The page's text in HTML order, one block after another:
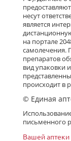
несут
является
на портале
самолечения.
препаратов
вид упаковки
происходит в
© Единая
письменного
Вашей аптеки